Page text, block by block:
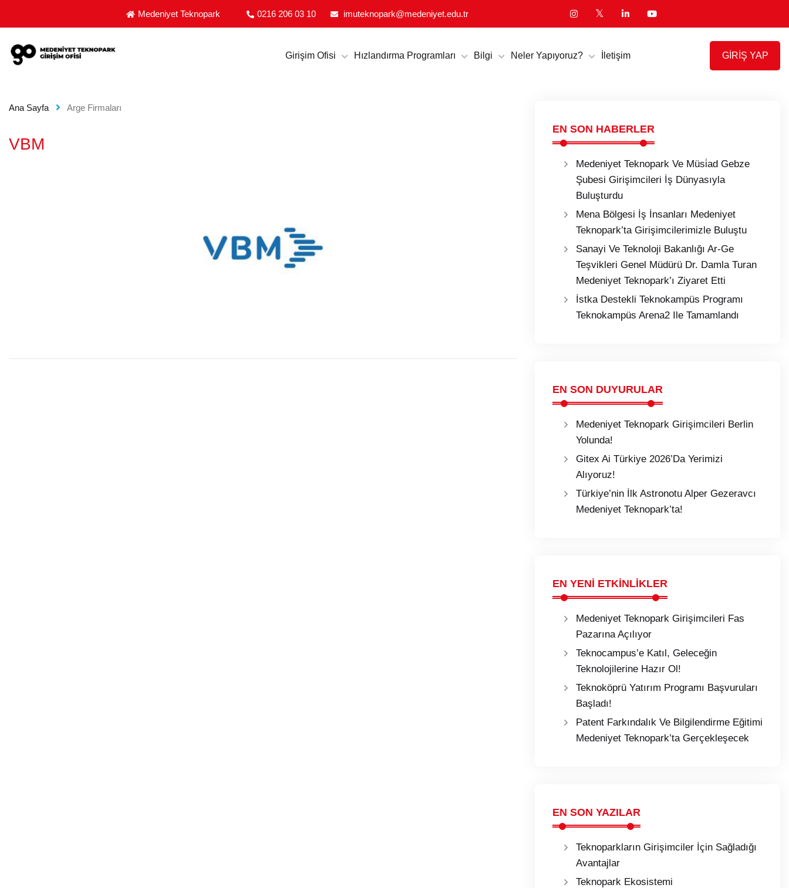
Medeniyet Teknopark 0216 206 03 10 imuteknopark@medeniyet.edu.tr
Girişim Ofisi Hızlandırma Programları Bilgi Neler Yapıyoruz? İletişim GİRİŞ YAP
Ana Sayfa Arge Firmaları
VBM
EN SON HABERLER
Medeniyet Teknopark Ve Müsi̇ad Gebze
Şubesi Girişimcileri İş Dünyasıyla
Buluşturdu
Mena Bölgesi İş İnsanları Medeniyet
Teknopark’ta Girişimcilerimizle Buluştu
Sanayi Ve Teknoloji Bakanlığı Ar-Ge
Teşvikleri Genel Müdürü Dr. Damla Turan
Medeniyet Teknopark’ı Ziyaret Etti
İstka Destekli Teknokampüs Programı
Teknokampüs Arena2 Ile Tamamlandı
EN SON DUYURULAR
Medeniyet Teknopark Girişimcileri Berlin
Yolunda!
Gitex Ai Türkiye 2026’Da Yerimizi
Alıyoruz!
Türkiye’nin İlk Astronotu Alper Gezeravcı
Medeniyet Teknopark’ta!
EN YENİ ETKİNLİKLER
Medeniyet Teknopark Girişimcileri Fas
Pazarına Açılıyor
Teknocampus’e Katıl, Geleceğin
Teknolojilerine Hazır Ol!
Teknoköprü Yatırım Programı Başvuruları
Başladı!
Patent Farkındalık Ve Bilgilendirme Eğitimi
Medeniyet Teknopark’ta Gerçekleşecek
EN SON YAZILAR
Teknoparkların Girişimciler İçin Sağladığı
Avantajlar
Teknopark Ekosistemi